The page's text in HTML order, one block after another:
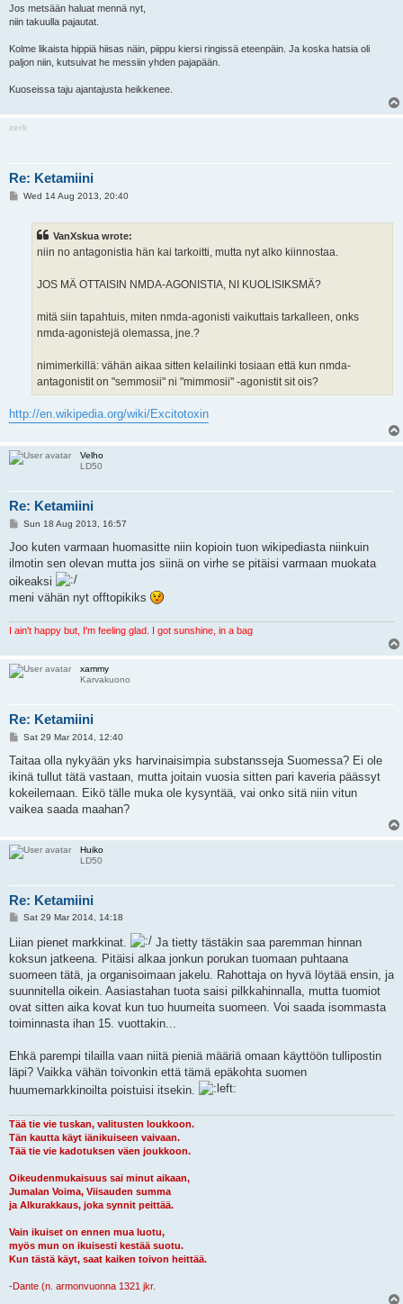
Jos metsään haluat mennä nyt,
niin takuulla pajautat.
Kolme likaista hippiä hiisas näin, piippu kiersi ringissä eteenpäin. Ja koska hatsia oli
paljon niin, kutsuivat he messiin yhden pajapään.
Kuoseissa taju ajantajusta heikkenee.
zerk
Re: Ketamiini
PWed 14 Aug 2013, 20:40
VanXskua wrote:
niin no antagonistia hän kai tarkoitti, mutta nyt alko kiinnostaa.
JOS MÄ OTTAISIN NMDA-AGONISTIA, NI KUOLISIKSMÄ?
mitä siin tapahtuis, miten nmda-agonisti vaikuttais tarkalleen, onks
nmda-agonistejä olemassa, jne.?
nimimerkillä: vähän aikaa sitten kelailinki tosiaan että kun nmda-
antagonistit on "semmosii" ni "mimmosii" -agonistit sit ois?
http://en.wikipedia.org/wiki/Excitotoxin
Velho
LD50
Re: Ketamiini
P
s
Sun 18 Aug 2013, 16:57
Joo kuten varmaan huomasitte niin kopioin tuon wikipediasta niinkuin
ilmotin sen olevan mutta jos siinä on virhe se pitäisi varmaan muokata
oikeaksi
meni vähän nyt offtopikiks
I ain't happy but, I'm feeling glad. I got sunshine, in a bag
xammy
Karvakuono
Re: Ketamiini
P
s
Sat 29 Mar 2014, 12:40
Taitaa olla nykyään yks harvinaisimpia substansseja Suomessa? Ei ole
ikinä tullut tätä vastaan, mutta joitain vuosia sitten pari kaveria päässyt
kokeilemaan. Eikö tälle muka ole kysyntää, vai onko sitä niin vitun
vaikea saada maahan?
Huiko
LD50
Re: Ketamiini
P
s
t
Sat 29 Mar 2014, 14:18
Liian pienet markkinat.
Ja tietty tästäkin saa paremman hinnan
koksun jatkeena. Pitäisi alkaa jonkun porukan tuomaan puhtaana
suomeen tätä, ja organisoimaan jakelu. Rahottaja on hyvä löytää ensin, ja
suunnitella oikein. Aasiastahan tuota saisi pilkkahinnalla, mutta tuomiot
ovat sitten aika kovat kun tuo huumeita suomeen. Voi saada isommasta
toiminnasta ihan 15. vuottakin...
Ehkä parempi tilailla vaan niitä pieniä määriä omaan käyttöön tullipostin
läpi? Vaikka vähän toivonkin että tämä epäkohta suomen
huumemarkkinoilta poistuisi itsekin.
Tää tie vie tuskan, valitusten loukkoon.
Tän kautta käyt iänikuiseen vaivaan.
Tää tie vie kadotuksen väen joukkoon.
Oikeudenmukaisuus sai minut aikaan,
Jumalan Voima, Viisauden summa
ja Alkurakkaus, joka synnit peittää.
Vain ikuiset on ennen mua luotu,
myös mun on ikuisesti kestää suotu.
Kun tästä käyt, saat kaiken toivon heittää.
-Dante (n. armonvuonna 1321 jkr.